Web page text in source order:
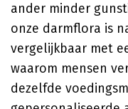
ander minder
onze darmflora is
vergelijkbaar met
waarom mensen
dezelfde